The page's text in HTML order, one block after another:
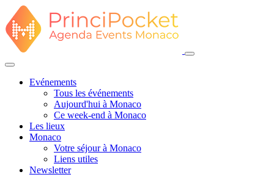
Evénements
Tous les événements
Aujourd'hui à Monaco
Ce week-end à Monaco
Les lieux
Monaco
Votre séjour à Monaco
Liens utiles
Newsletter